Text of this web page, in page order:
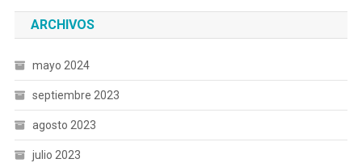
ARCHIVOS
mayo 2024
septiembre 2023
agosto 2023
julio 2023